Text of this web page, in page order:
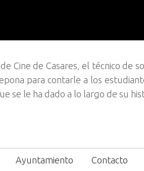
Cine de Casares, el técnico de
para contarle a los
se le ha dado a lo largo de su
Ayuntamiento Contacto